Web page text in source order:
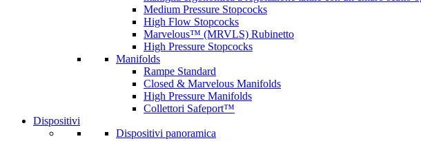
Medium Pressure Stopcocks
High Flow Stopcocks
Marvelous™ (MRVLS) Rubinetto
High Pressure Stopcocks
Manifolds
Rampe Standard
Closed & Marvelous Manifolds
High Pressure Manifolds
Collettori Safeport™
Dispositivi
Dispositivi panoramica